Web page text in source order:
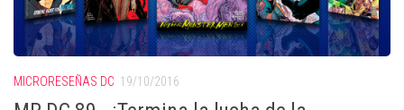
MICRORESEÑAS DC 19/10/2016